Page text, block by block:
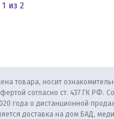
1 из 2
товара, носит
согласно ст. 437 ГК РФ.
года о дистанционной
доставка на дом БАД,